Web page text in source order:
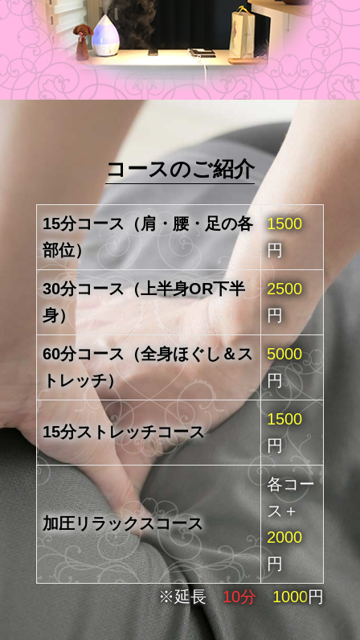
コースのご紹介
15分コース（肩・腰・足の各
部位）
1500
円
30分コース（上半身OR下半
身）
2500
円
60分コース（全身ほぐし＆ス
トレッチ）
5000
円
15分ストレッチコース
1500
円
加圧リラックスコース
各コー
ス＋
2000
円
※延長 10分 1000円